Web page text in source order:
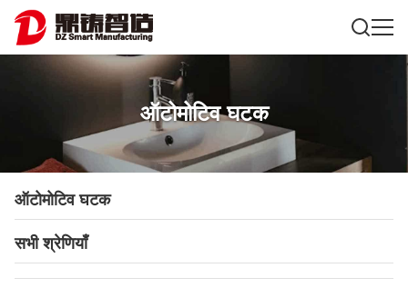
ऑटोमोटिव घटक
ऑटोमोटिव घटक
सभी श्रेणियाँ